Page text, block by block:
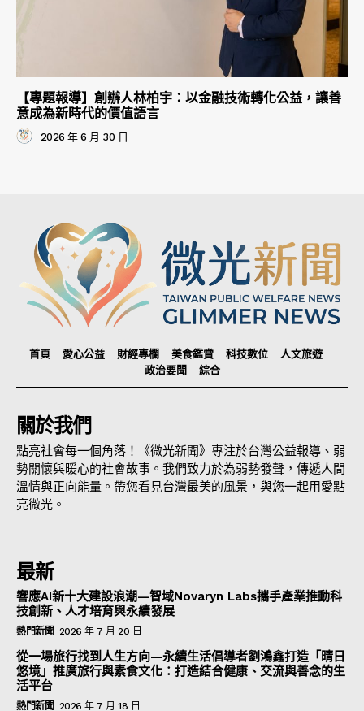
【專題報導】創辦人林柏宇：以金融技術轉化公益，讓善
意成為新時代的價值語言
2026 年 6 月 30 日
首頁 愛心公益 財經專欄 美食鑑賞 科技數位
人文旅遊
政治要聞
綜合
關於我們
點亮社會每一個角落！《微光新聞》專注於台灣公益報導、弱
勢關懷與暖心的社會故事。我們致力於為弱勢發聲，傳遞人間
溫情與正向能量。帶您看見台灣最美的風景，與您一起用愛點
亮微光。
最新
響應AI新十大建設浪潮—智域Novaryn Labs攜手產業推動科
技創新、人才培育與永續發展
熱門新聞 2026 年 7 月 20 日
從一場旅行找到人生方向—永續生活倡導者劉鴻鑫打造「晴日
悠境」推廣旅行與素食文化：打造結合健康、交流與善念的生
活平台
熱門新聞 2026 年 7 月 18 日